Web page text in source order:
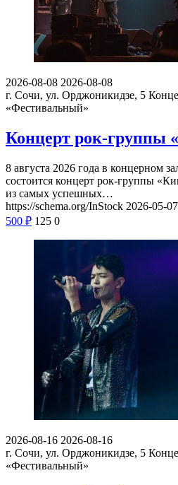
2026-08-08 2026-08-08
г. Сочи, ул. Орджоникидзе, 5
«Фестивальный»
Концерт рок-группы
8 августа 2026 года в концерном
состоится концерт рок-группы
из самых успешных…
https://schema.org/InStock 2026-05-
500 ₽ 125 0
2026-08-16 2026-08-16
г. Сочи, ул. Орджоникидзе, 5
«Фестивальный»